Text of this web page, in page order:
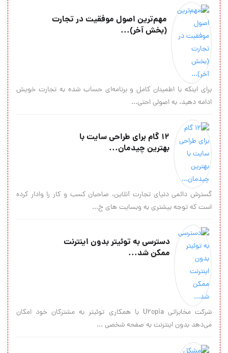
مهم‌ترين اصول موفقيت در تجارت
(بخش آخر)...
براي اينكه با اطمينان كامل و برنامه‌اي حساب شده به تجارت خويش
ادامه دهيد، به اصولي احتي...
12 گام برای طراحی سایت با
بهترین چیدمان...
گسترش دائمی دنیای تجارت آنلاین، صاحبان کسب و کار را وادار کرده
است که توجه بیشتری به وبسایت های خ...
دسترسی به توئیتر بدون اینترنت
ممکن شد...
شرکت مخابراتی U2opia با همکاری توئیتر به مشترکان خود امکان
می‌دهد بدون اینترنت به صفحه شخصی ...